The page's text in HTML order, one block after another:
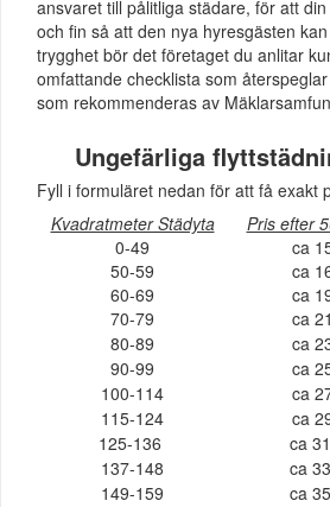
ansvaret till pålitliga städare, för att
och fin så att den nya hyresgästen
trygghet bör det företaget du anlitar
omfattande checklista som
som rekommenderas av
Ungefärliga
Fyll i formuläret nedan för att få exakt
Kvadratmeter Städyta
Pris efter
0-49
ca
50-59
ca
60-69
ca
70-79
ca
80-89
ca
90-99
ca
100-114
ca
115-124
ca
125-136
ca
137-148
ca
149-159
ca